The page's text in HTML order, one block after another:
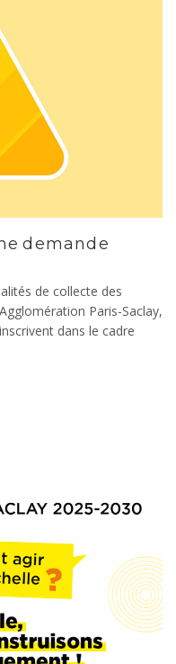
demande
de collecte des
Paris-Saclay,
dans le cadre